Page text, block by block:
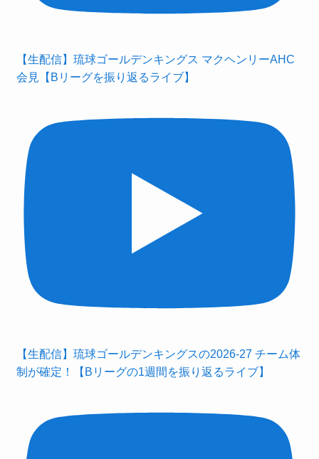
【生配信】琉球ゴールデンキングス マクヘンリーAHC
会見【Bリーグを振り返るライブ】
【生配信】琉球ゴールデンキングスの2026-27 チーム体
制が確定！【Bリーグの1週間を振り返るライブ】